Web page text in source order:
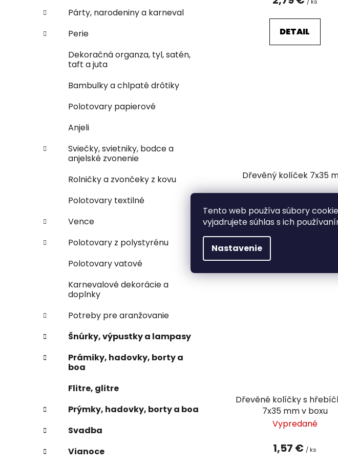
Tento web používa súbory
vyjadrujete súhlas s ich
Nastavenie
Párty, narodeniny a karneval
Perie
Dekoračná organza, tyl, satén,
taft a juta
Bambulky a chlpaté drôtiky
Polotovary papierové
Anjeli
Sviečky, svietniky, bodce a
anjelské zvonenie
Rolničky a zvončeky z kovu
Polotovary textilné
Vence
Polotovary z polystyrénu
Polotovary vatové
Karnevalové dekorácie a
doplnky
Potreby pre aranžovanie
Šnúrky, výpustky a lampasy
Prámiky, hadovky, borty a
boa
Flitre, glitre
Prýmky, hadovky, borty a boa
Svadba
Vianoce
DETAIL
Dřevěný kolíček 7x35
od8,36 €/ ks
Dřevěné kolíčky s
7x35 mm v boxu
Vypredané
1,57 € / ks